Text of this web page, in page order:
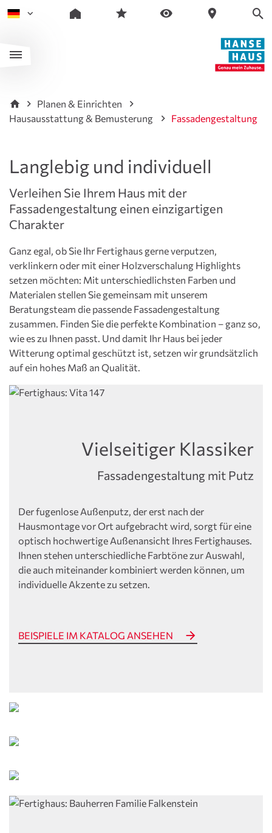
Planen & Einrichten
Hausausstattung & Bemusterung
Fassadengestaltung
Verleihen Sie Ihrem Haus mit der
Fassadengestaltung einen einzigartigen
Charakter
Langlebig und individuell
Ganz egal, ob Sie Ihr Fertighaus gerne verputzen,
verklinkern oder mit einer Holzverschalung Highlights
setzen möchten: Mit unterschiedlichsten Farben und
Materialen stellen Sie gemeinsam mit unserem
Beratungsteam die passende Fassadengestaltung
zusammen. Finden Sie die perfekte Kombination – ganz so,
wie es zu Ihnen passt. Und damit Ihr Haus bei jeder
Witterung optimal geschützt ist, setzen wir grundsätzlich
auf ein hohes Maß an Qualität.
Fassadengestaltung mit Putz
Vielseitiger Klassiker
Der fugenlose Außenputz, der erst nach der
Hausmontage vor Ort aufgebracht wird, sorgt für eine
optisch hochwertige Außenansicht Ihres Fertighauses.
Ihnen stehen unterschiedliche Farbtöne zur Auswahl,
die auch miteinander kombiniert werden können, um
individuelle Akzente zu setzen.
BEISPIELE IM KATALOG ANSEHEN